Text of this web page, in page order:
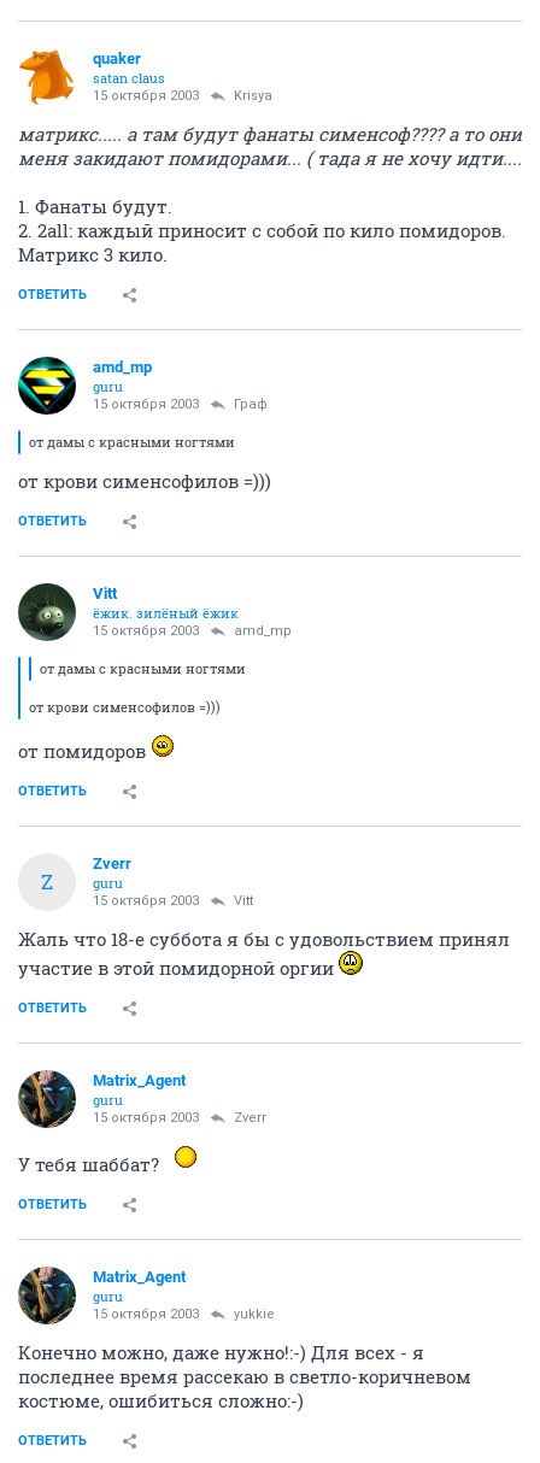
quaker
satan claus
15 октября 2003 Krisya
матрикс..... а там будут фанаты сименсоф???? а то они
меня закидают помидорами... ( тада я не хочу идти....
1. Фанаты будут.
2. 2all: каждый приносит с собой по кило помидоров.
Матрикс 3 кило.
ОТВЕТИТЬ
amd_mp
guru
15 октября 2003 Граф
от дамы с красными ногтями
от крови сименсофилов =)))
ОТВЕТИТЬ
Vitt
ёжик. зилёный ёжик
15 октября 2003 amd_mp
от дамы с красными ногтями
от крови сименсофилов =)))
от помидоров
ОТВЕТИТЬ
Z
Zverr
guru
15 октября 2003 Vitt
Жаль что 18-е суббота я бы с удовольствием принял
участие в этой помидорной оргии
ОТВЕТИТЬ
Matrix_Agent
guru
15 октября 2003 Zverr
У тебя шаббат?
ОТВЕТИТЬ
Matrix_Agent
guru
15 октября 2003 yukkie
Конечно можно, даже нужно!:-) Для всех - я
последнее время рассекаю в светло-коричневом
костюме, ошибиться сложно:-)
ОТВЕТИТЬ